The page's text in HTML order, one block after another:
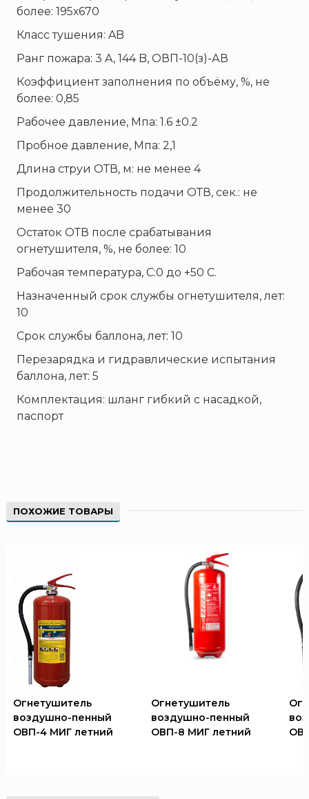
более: 195х670
Класс тушения: AB
Ранг пожара: 3 A, 144 B, ОВП-10(з)-АВ
Коэффициент заполнения по объёму, %, не
более: 0,85
Рабочее давление, Мпа: 1.6 ±0.2
Пробное давление, Мпа: 2,1
Длина струи ОТВ, м: не менее 4
Продолжительность подачи ОТВ, сек.: не
менее 30
Остаток ОТВ после срабатывания
огнетушителя, %, не более: 10
Рабочая температура, С:0 до +50 С.
Назначенный срок службы огнетушителя, лет:
10
Срок службы баллона, лет: 10
Перезарядка и гидравлические испытания
баллона, лет: 5
Комплектация: шланг гибкий с насадкой,
паспорт
ПОХОЖИЕ ТОВАРЫ
Огнетушитель
воздушно-пенный
ОВП-4 МИГ летний
Огнетушитель
воздушно-пенный
ОВП-8 МИГ летний